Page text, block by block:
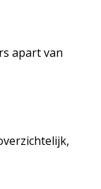
apart van